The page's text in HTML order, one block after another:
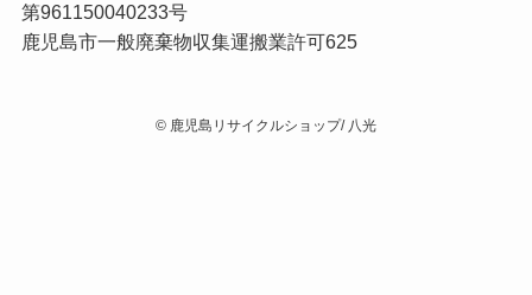
第961150040233号
鹿児島市一般廃棄物収集運搬業許可625
© 鹿児島リサイクルショップ/ 八光